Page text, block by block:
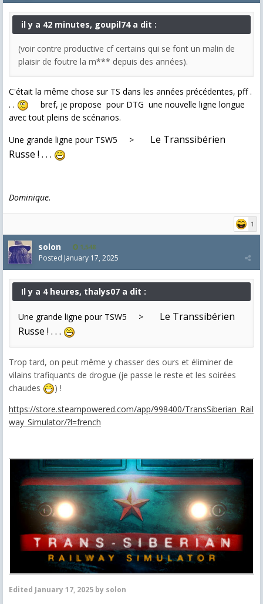
il y a 42 minutes, goupil74 a dit :
(voir contre productive cf certains qui se font un malin de
plaisir de foutre la m*** depuis des années).
C'était la même chose sur TS dans les années précédentes, pff .
. .
bref, je propose pour DTG une nouvelle ligne longue
avec tout pleins de scénarios.
Une grande ligne pour TSW5 >
Le Transsibérien
Russe ! . . .
Dominique.
1
solon 1,548
Posted January 17, 2025
Il y a 4 heures, thalys07 a dit :
Une grande ligne pour TSW5 >
Le Transsibérien
Russe ! . . .
Trop tard, on peut même y chasser des ours et éliminer de
vilains trafiquants de drogue (je passe le reste et les soirées
chaudes
) !
https://store.steampowered.com/app/998400/TransSiberian_Rail
way_Simulator/?l=french
Edited January 17, 2025 by solon